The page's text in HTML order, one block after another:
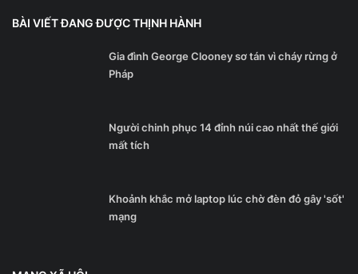
BÀI VIẾT ĐANG ĐƯỢC THỊNH HÀNH
Gia đình George Clooney sơ tán vì cháy rừng ở
Pháp
Người chinh phục 14 đỉnh núi cao nhất thế giới
mất tích
Khoảnh khắc mở laptop lúc chờ đèn đỏ gây 'sốt'
mạng